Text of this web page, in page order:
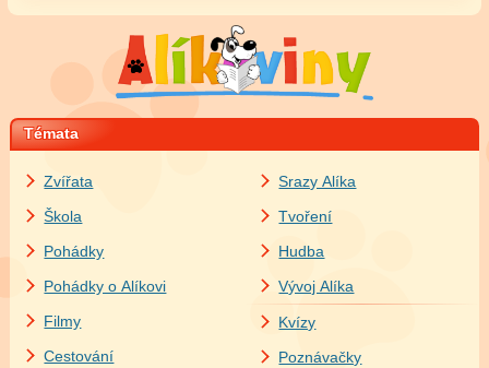
Témata
Zvířata
Škola
Pohádky
Pohádky o Alíkovi
Filmy
Cestování
Srazy Alíka
Tvoření
Hudba
Vývoj Alíka
Kvízy
Poznávačky